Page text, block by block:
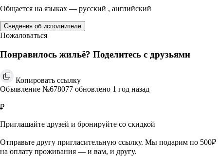
Общается на языках — русский , английский
Сведения об исполнителе
Пожаловаться
Понравилось жильё? Поделитесь с друзьями
Копировать ссылку
Объявление №678077 обновлено 1 год назад
₽
Приглашайте друзей и бронируйте со скидкой
Отправьте другу пригласительную ссылку. Мы подарим по 500₽
на оплату проживания — и вам, и другу.